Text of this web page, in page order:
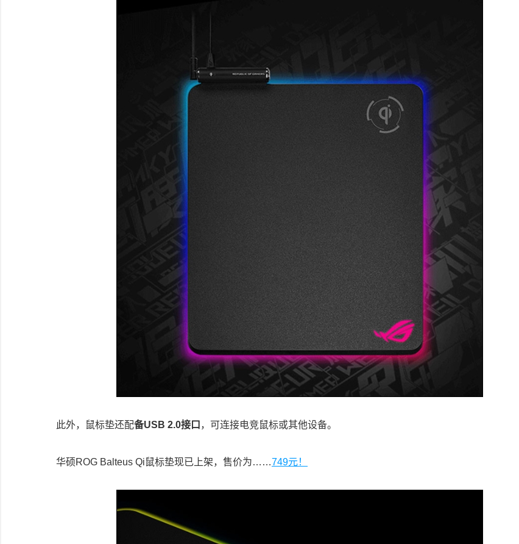
此外，鼠标垫还配备USB 2.0接口 ，可连接电竞鼠标或其他设备。
华硕ROG Balteus Qi鼠标垫现已上架，售价为……749元！